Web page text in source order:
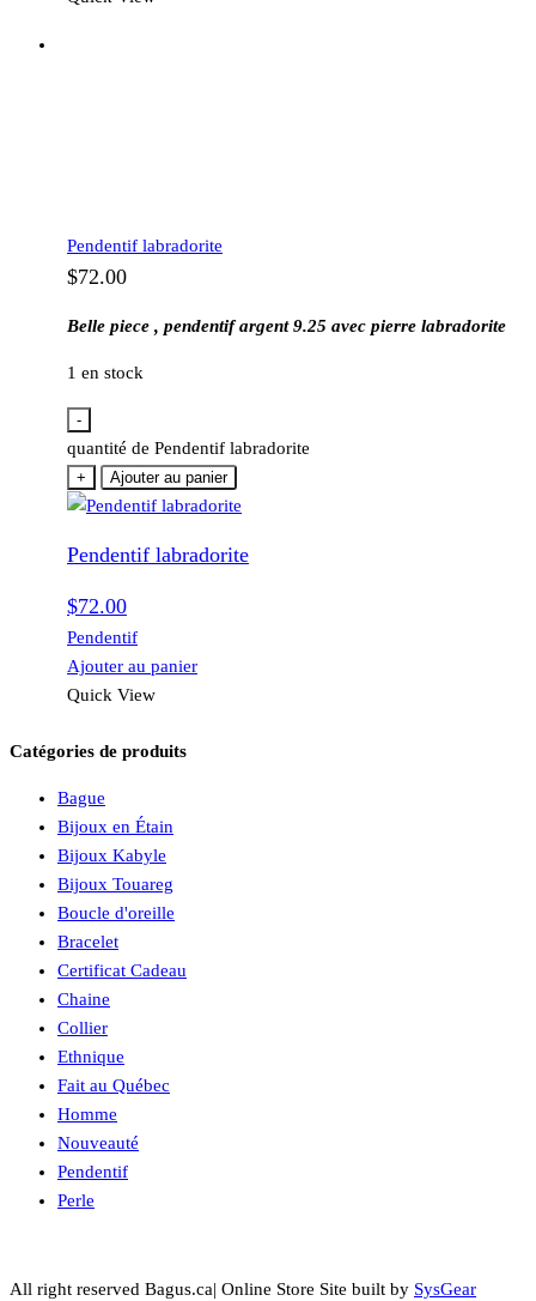
Pendentif labradorite
$72.00
Belle piece , pendentif argent 9.25 avec pierre labradorite
1 en stock
-
quantité de Pendentif labradorite
+ Ajouter au panier
Pendentif labradorite
$72.00
Pendentif
Ajouter au panier
Quick View
Catégories de produits
Bague
Bijoux en Étain
Bijoux Kabyle
Bijoux Touareg
Boucle d'oreille
Bracelet
Certificat Cadeau
Chaine
Collier
Ethnique
Fait au Québec
Homme
Nouveauté
Pendentif
Perle
All right reserved Bagus.ca| Online Store Site built by SysGear